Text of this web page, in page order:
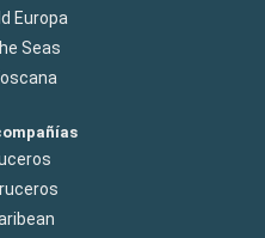
Europa
Seas